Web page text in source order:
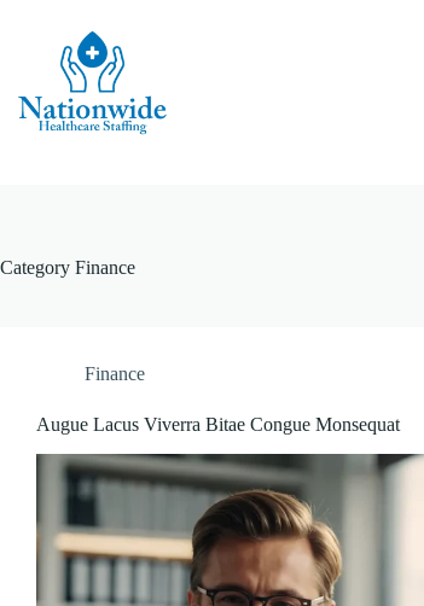
Category Finance
Finance
Augue Lacus Viverra Bitae Congue Monsequat